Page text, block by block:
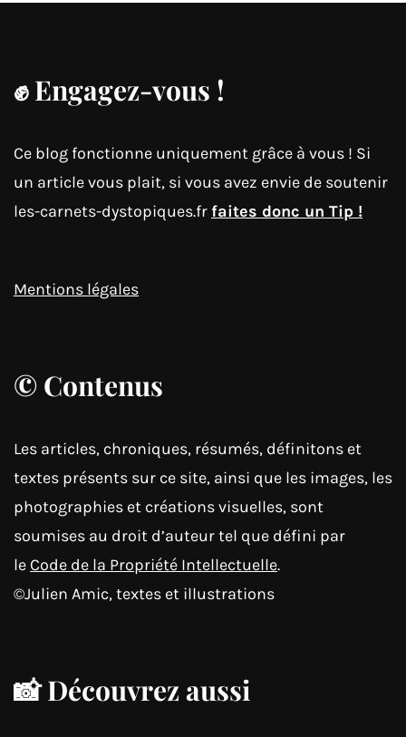
✊Engagez-vous !
Ce blog fonctionne uniquement grâce à vous ! Si
un article vous plait, si vous avez envie de soutenir
les-carnets-dystopiques.fr faites donc un Tip !
Mentions légales
© Contenus
Les articles, chroniques, résumés, définitons et
textes présents sur ce site, ainsi que les images, les
photographies et créations visuelles, sont
soumises au droit d’auteur tel que défini par
le Code de la Propriété Intellectuelle.
©Julien Amic, textes et illustrations
📸 Découvrez aussi